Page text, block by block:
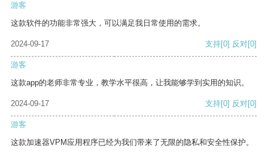
游客
这款软件的功能非常强大，可以满足我日常使用的需求。
2024-09-17 支持[0] 反对[0]
游客
这款app的老师非常专业，教学水平很高，让我能够学到实用的知识。
2024-09-17 支持[0] 反对[0]
游客
这款加速器VPM应用程序已经为我们带来了无限的隐私和安全性保护。